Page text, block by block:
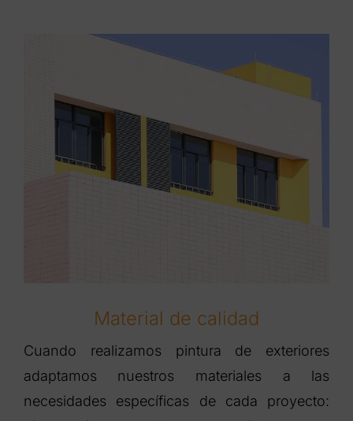
Material de calidad
Cuando realizamos pintura de exteriores
adaptamos nuestros materiales a las
necesidades específicas de cada proyecto: